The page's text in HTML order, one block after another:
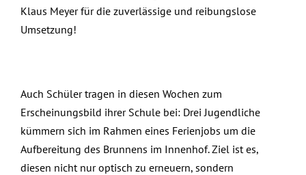
Klaus Meyer für die zuverlässige und reibungslose
Umsetzung!
Auch Schüler tragen in diesen Wochen zum
Erscheinungsbild ihrer Schule bei: Drei Jugendliche
kümmern sich im Rahmen eines Ferienjobs um die
Aufbereitung des Brunnens im Innenhof. Ziel ist es,
diesen nicht nur optisch zu erneuern, sondern